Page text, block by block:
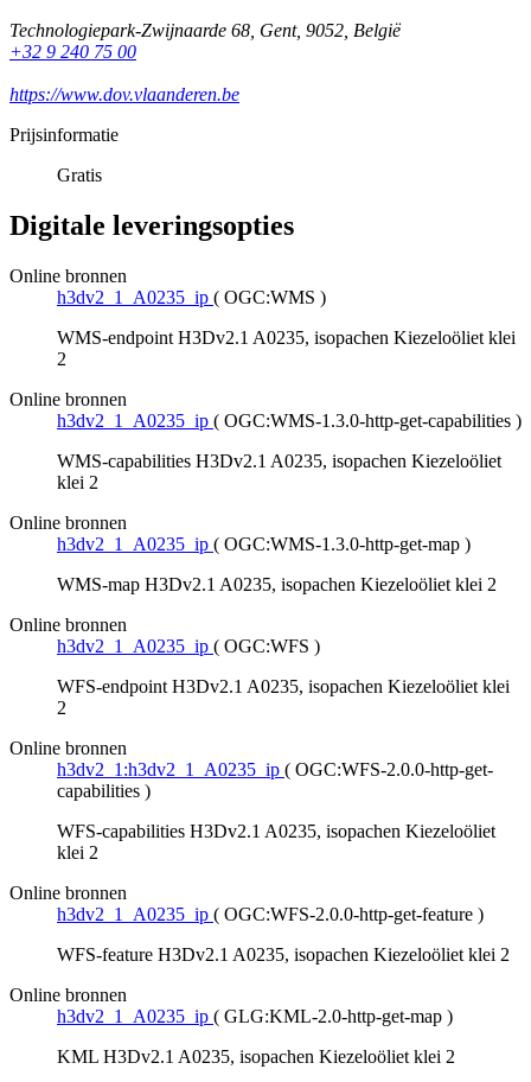
Technologiepark-Zwijnaarde 68, Gent, 9052, België
+32 9 240 75 00
https://www.dov.vlaanderen.be
Prijsinformatie
Gratis
Digitale leveringsopties
Online bronnen
h3dv2_1_A0235_ip ( OGC:WMS )
WMS-endpoint H3Dv2.1 A0235, isopachen Kiezeloöliet klei
2
Online bronnen
h3dv2_1_A0235_ip ( OGC:WMS-1.3.0-http-get-capabilities )
WMS-capabilities H3Dv2.1 A0235, isopachen Kiezeloöliet
klei 2
Online bronnen
h3dv2_1_A0235_ip ( OGC:WMS-1.3.0-http-get-map )
WMS-map H3Dv2.1 A0235, isopachen Kiezeloöliet klei 2
Online bronnen
h3dv2_1_A0235_ip ( OGC:WFS )
WFS-endpoint H3Dv2.1 A0235, isopachen Kiezeloöliet klei
2
Online bronnen
h3dv2_1:h3dv2_1_A0235_ip ( OGC:WFS-2.0.0-http-get-
capabilities )
WFS-capabilities H3Dv2.1 A0235, isopachen Kiezeloöliet
klei 2
Online bronnen
h3dv2_1_A0235_ip ( OGC:WFS-2.0.0-http-get-feature )
WFS-feature H3Dv2.1 A0235, isopachen Kiezeloöliet klei 2
Online bronnen
h3dv2_1_A0235_ip ( GLG:KML-2.0-http-get-map )
KML H3Dv2.1 A0235, isopachen Kiezeloöliet klei 2